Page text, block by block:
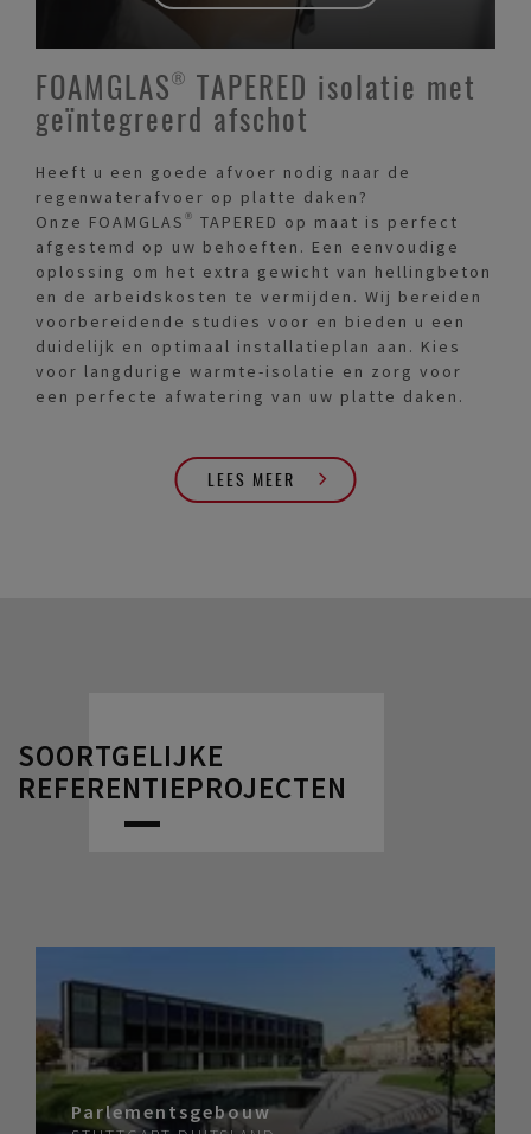
FOAMGLAS® TAPERED isolatie met
geïntegreerd afschot
Heeft u een goede afvoer nodig naar de
regenwaterafvoer op platte daken?
Onze FOAMGLAS® TAPERED op maat is perfect
afgestemd op uw behoeften. Een eenvoudige
oplossing om het extra gewicht van hellingbeton
en de arbeidskosten te vermijden. Wij bereiden
voorbereidende studies voor en bieden u een
duidelijk en optimaal installatieplan aan. Kies
voor langdurige warmte-isolatie en zorg voor
een perfecte afwatering van uw platte daken.
LEES MEER
SOORTGELIJKE
REFERENTIEPROJECTEN
Parlementsgebouw